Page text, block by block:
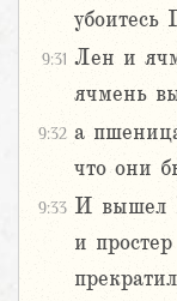
убоитесь
9:31 Лен и
ячмень
9:32 а
что они
9:33 И вышел
и